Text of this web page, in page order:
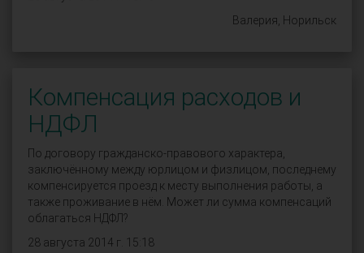
Валерия, Норильск
Компенсация расходов и
НДФЛ
По договору гражданско-правового характера,
заключённому между юрлицом и физлицом, последнему
компенсируется проезд к месту выполнения работы, а
также проживание в нём. Может ли сумма компенсаций
облагаться НДФЛ?
28 августа 2014 г. 15:18